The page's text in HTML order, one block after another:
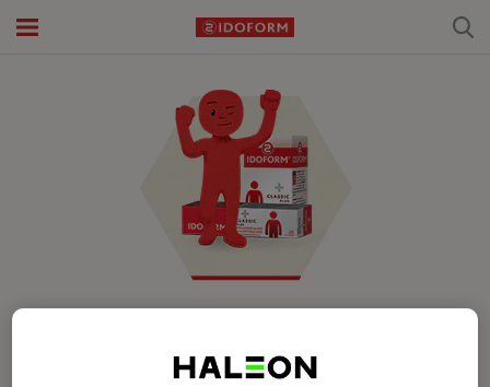
Om IDOFORM
Til hverdag
Til reisen
CLASSIC PLUS
Til hverdagsbruk for hele familien (3 år +).